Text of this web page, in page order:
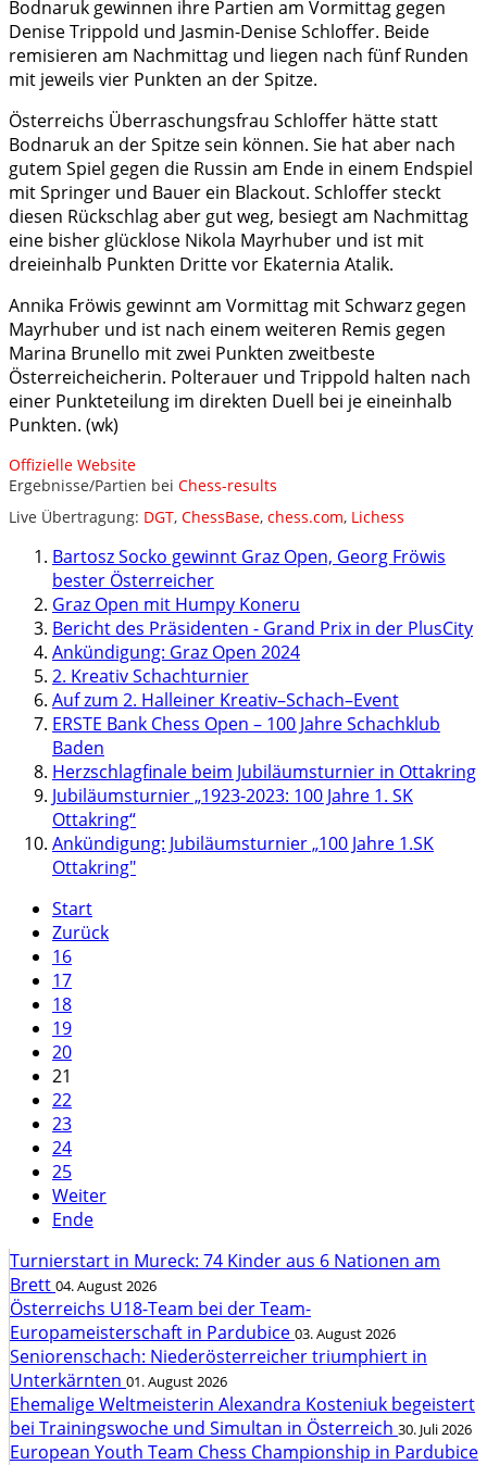
Bodnaruk gewinnen ihre Partien am Vormittag gegen
Denise Trippold und Jasmin-Denise Schloffer. Beide
remisieren am Nachmittag und liegen nach fünf Runden
mit jeweils vier Punkten an der Spitze.
Österreichs Überraschungsfrau Schloffer hätte statt
Bodnaruk an der Spitze sein können. Sie hat aber nach
gutem Spiel gegen die Russin am Ende in einem Endspiel
mit Springer und Bauer ein Blackout. Schloffer steckt
diesen Rückschlag aber gut weg, besiegt am Nachmittag
eine bisher glücklose Nikola Mayrhuber und ist mit
dreieinhalb Punkten Dritte vor Ekaternia Atalik.
Annika Fröwis gewinnt am Vormittag mit Schwarz gegen
Mayrhuber und ist nach einem weiteren Remis gegen
Marina Brunello mit zwei Punkten zweitbeste
Österreicheicherin. Polterauer und Trippold halten nach
einer Punkteteilung im direkten Duell bei je eineinhalb
Punkten. (wk)
Offizielle Website
Ergebnisse/Partien bei Chess-results
Live Übertragung: DGT, ChessBase, chess.com, Lichess
Bartosz Socko gewinnt Graz Open, Georg Fröwis
bester Österreicher
Graz Open mit Humpy Koneru
Bericht des Präsidenten - Grand Prix in der PlusCity
Ankündigung: Graz Open 2024
2. Kreativ Schachturnier
Auf zum 2. Halleiner Kreativ–Schach–Event
ERSTE Bank Chess Open – 100 Jahre Schachklub
Baden
Herzschlagfinale beim Jubiläumsturnier in Ottakring
Jubiläumsturnier „1923-2023: 100 Jahre 1. SK
Ottakring“
Ankündigung: Jubiläumsturnier „100 Jahre 1.SK
Ottakring"
Start
Zurück
16
17
18
19
20
21
22
23
24
25
Weiter
Ende
Turnierstart in Mureck: 74 Kinder aus 6 Nationen am
Brett 04. August 2026
Österreichs U18-Team bei der Team-
Europameisterschaft in Pardubice 03. August 2026
Seniorenschach: Niederösterreicher triumphiert in
Unterkärnten 01. August 2026
Ehemalige Weltmeisterin Alexandra Kosteniuk begeistert
bei Trainingswoche und Simultan in Österreich 30. Juli 2026
European Youth Team Chess Championship in Pardubice